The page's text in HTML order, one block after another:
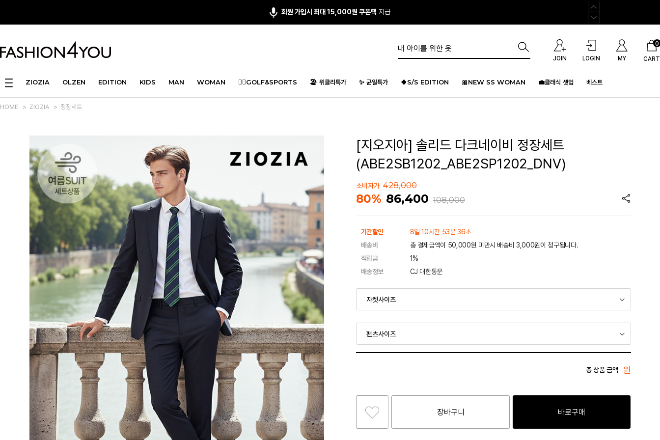
회원 가입시 최대 15,000원 쿠폰팩 지급
JOIN LOGIN MY CART
0
ZIOZIA OLZEN EDITION KIDS MAN WOMAN 🏌️‍♂️GOLF&SPORTS 🏖️ 위클리특가 ✨ 균일특가 🍀S/S EDITION 🎀NEW SS WOMAN 💼클래식 셋업 베스트
HOME > ZIOZIA > 정장세트
[지오지아] 솔리드 다크네이비 정장세트
(ABE2SB1202_ABE2SP1202_DNV)
소비자가 428,000
80% 86,400 108,000
기간할인
8일 10시간 53분 36초
배송비
총 결제금액이 50,000원 미만시 배송비 3,000원이 청구됩니다.
적립금
1%
배송정보
CJ 대한통운
총 상품 금액 원
장바구니 바로구매